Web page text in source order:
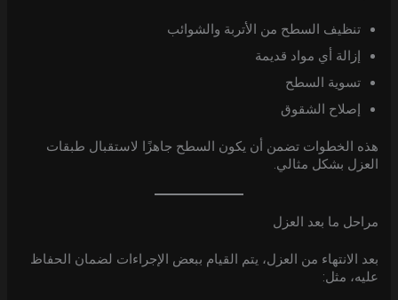
تنظيف السطح من الأتربة والشوائب
إزالة أي مواد قديمة
تسوية السطح
إصلاح الشقوق
هذه الخطوات تضمن أن يكون السطح جاهزًا لاستقبال طبقات
العزل بشكل مثالي.
مراحل ما بعد العزل
بعد الانتهاء من العزل، يتم القيام ببعض الإجراءات لضمان الحفاظ
عليه، مثل: